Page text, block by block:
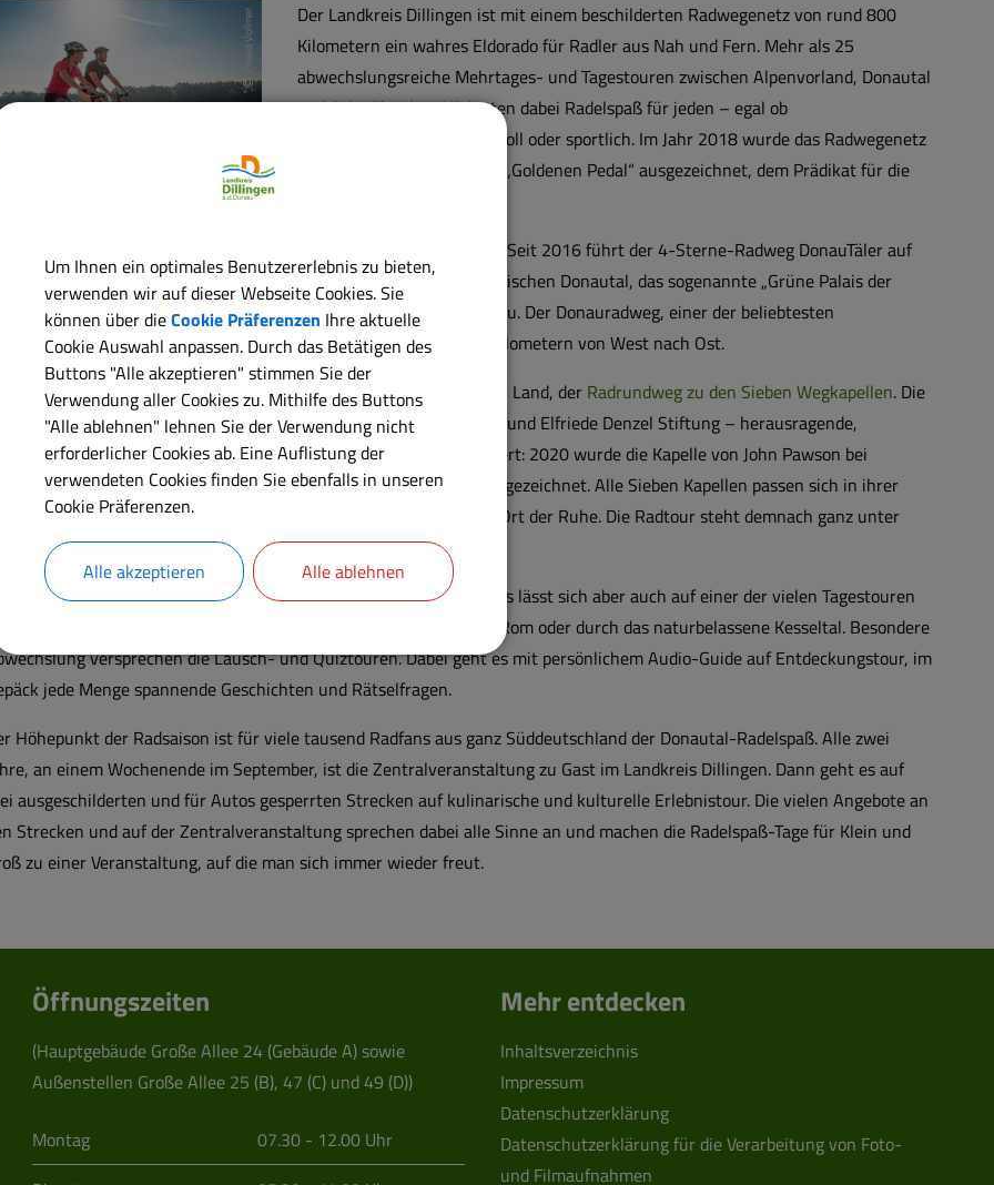
Fouad Vollmer
Der Landkreis Dillingen ist mit einem beschilderten Radwegenetz von rund 800
Kilometern ein wahres Eldorado für Radler aus Nah und Fern. Mehr als 25
abwechslungsreiche Mehrtages- und Tagestouren zwischen Alpenvorland, Donautal
und Schwäbischer Alb bieten dabei Radelspaß für jeden – egal ob
familienfreundlich, genussvoll oder sportlich. Im Jahr 2018 wurde das Radwegenetz
vom ADFC Bayern mit dem „Goldenen Pedal“ ausgezeichnet, dem Prädikat für die
versprechen im „Dillinger Land“ gleich zwei Touren. Seit 2016 führt der 4-Sterne-Radweg DonauTäler auf
300 Kilometern durch 14 Nebenflusstäler der Donau im Schwäbischen Donautal, das sogenannte „Grüne Palais der
Und auch der zweite Premiumweg steht im Zeichen der Donau. Der Donauradweg, einer der beliebtesten
Deutschlands, durchquert den Landkreis auf rund 40 Kilometern von West nach Ost.
und besonders beliebt ist der neueste Radweg im Dillinger Land, der Radrundweg zu den Sieben Wegkapellen. Die
Kilometer lange Tour verbindet die Sieben Kapellen der Siegfried und Elfriede Denzel Stiftung – herausragende,
Meisterwerke und wahre Unikate. Und sogar prämiert: 2020 wurde die Kapelle von John Pawson bei
bei einem internationalen Architekturwettbewerb ausgezeichnet. Alle Sieben Kapellen passen sich in ihrer
in die Landschaft ein und bieten den Besuchern einen Ort der Ruhe. Die Radtour steht demnach ganz unter
Motto: Innehalten, Durchatmen und Krafttanken.
einzigartige kulturelle und landschaftliche Vielfalt des Landkreises lässt sich aber auch auf einer der vielen Tagestouren
beispielsweise bei einer Fahrt rund um das Schwäbische Rom oder durch das naturbelassene Kesseltal. Besondere
versprechen die Lausch- und Quiztouren. Dabei geht es mit persönlichem Audio-Guide auf Entdeckungstour, im
jede Menge spannende Geschichten und Rätselfragen.
Höhepunkt der Radsaison ist für viele tausend Radfans aus ganz Süddeutschland der Donautal-Radelspaß. Alle zwei
an einem Wochenende im September, ist die Zentralveranstaltung zu Gast im Landkreis Dillingen. Dann geht es auf
ausgeschilderten und für Autos gesperrten Strecken auf kulinarische und kulturelle Erlebnistour. Die vielen Angebote an
Strecken und auf der Zentralveranstaltung sprechen dabei alle Sinne an und machen die Radelspaß-Tage für Klein und
zu einer Veranstaltung, auf die man sich immer wieder freut.
Öffnungszeiten
(Hauptgebäude Große Allee 24 (Gebäude A) sowie
Außenstellen Große Allee 25 (B), 47 (C) und 49 (D))
Montag
07.30 - 12.00 Uhr
Mehr entdecken
Inhaltsverzeichnis
Impressum
Datenschutzerklärung
Datenschutzerklärung für die Verarbeitung von Foto-
und Filmaufnahmen
Um Ihnen ein optimales Benutzererlebnis zu bieten,
verwenden wir auf dieser Webseite Cookies. Sie
können über dieCookie Präferenzen Ihre aktuelle
Cookie Auswahl anpassen. Durch das Betätigen des
Buttons "Alle akzeptieren" stimmen Sie der
Verwendung aller Cookies zu. Mithilfe des Buttons
"Alle ablehnen" lehnen Sie der Verwendung nicht
erforderlicher Cookies ab. Eine Auflistung der
verwendeten Cookies finden Sie ebenfalls in unseren
Cookie Präferenzen.
Alle akzeptieren Alle ablehnen